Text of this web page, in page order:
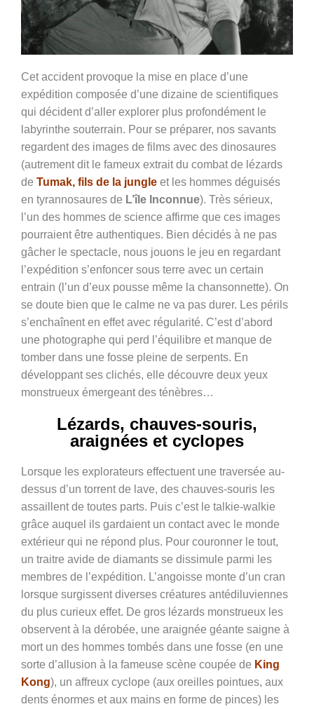
Cet accident provoque la mise en place d’une
expédition composée d’une dizaine de scientifiques
qui décident d’aller explorer plus profondément le
labyrinthe souterrain. Pour se préparer, nos savants
regardent des images de films avec des dinosaures
(autrement dit le fameux extrait du combat de lézards
de Tumak, fils de la jungle et les hommes déguisés
en tyrannosaures de L’île Inconnue). Très sérieux,
l’un des hommes de science affirme que ces images
pourraient être authentiques. Bien décidés à ne pas
gâcher le spectacle, nous jouons le jeu en regardant
l’expédition s’enfoncer sous terre avec un certain
entrain (l’un d’eux pousse même la chansonnette). On
se doute bien que le calme ne va pas durer. Les périls
s’enchaînent en effet avec régularité. C’est d’abord
une photographe qui perd l’équilibre et manque de
tomber dans une fosse pleine de serpents. En
développant ses clichés, elle découvre deux yeux
monstrueux émergeant des ténèbres…
Lézards, chauves-souris,
araignées et cyclopes
Lorsque les explorateurs effectuent une traversée au-
dessus d’un torrent de lave, des chauves-souris les
assaillent de toutes parts. Puis c’est le talkie-walkie
grâce auquel ils gardaient un contact avec le monde
extérieur qui ne répond plus. Pour couronner le tout,
un traitre avide de diamants se dissimule parmi les
membres de l’expédition. L’angoisse monte d’un cran
lorsque surgissent diverses créatures antédiluviennes
du plus curieux effet. De gros lézards monstrueux les
observent à la dérobée, une araignée géante saigne à
mort un des hommes tombés dans une fosse (en une
sorte d’allusion à la fameuse scène coupée de King
Kong), un affreux cyclope (aux oreilles pointues, aux
dents énormes et aux mains en forme de pinces) les